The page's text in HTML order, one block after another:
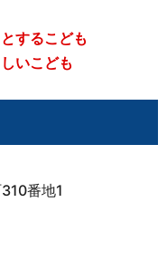
するこども
いこども
番地1